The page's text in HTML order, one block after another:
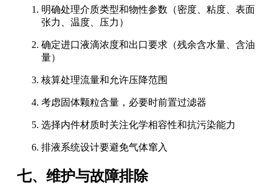
明确处理介质类型和物性参数（密度、粘度、表面
张力、温度、压力）
确定进口液滴浓度和出口要求（残余含水量、含油
量）
核算处理流量和允许压降范围
考虑固体颗粒含量，必要时前置过滤器
选择内件材质时关注化学相容性和抗污染能力
排液系统设计要避免气体窜入
七、维护与故障排除